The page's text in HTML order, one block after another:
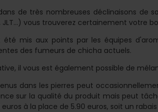
de très nombreuses déclinaisons
JLT...) vous trouverez certainement votre
été mis aux points par les équipes
des fumeurs de chicha actuels.
il vous est également possible de
dans les pierres peut
sur la qualité du produit mais peut
à la place de 5.90 euros, soit un rabais